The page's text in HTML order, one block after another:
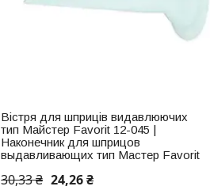
Вістря для шприців видавлюючих
тип Майстер Favorit 12-045 |
Наконечник для шприцов
выдавливающих тип Мастер Favorit
30,33 ₴ 24,26 ₴